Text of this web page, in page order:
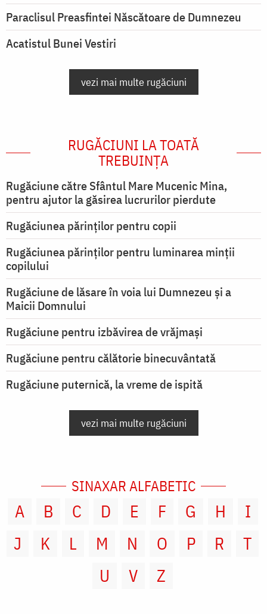
Paraclisul Preasfintei Născătoare de Dumnezeu
Acatistul Bunei Vestiri
vezi mai multe rugăciuni
RUGĂCIUNI LA TOATĂ
TREBUINȚA
Rugăciune către Sfântul Mare Mucenic Mina,
pentru ajutor la găsirea lucrurilor pierdute
Rugăciunea părinților pentru copii
Rugăciunea părinților pentru luminarea minţii
copilului
Rugăciune de lăsare în voia lui Dumnezeu şi a
Maicii Domnului
Rugăciune pentru izbăvirea de vrăjmași
Rugăciune pentru călătorie binecuvântată
Rugăciune puternică, la vreme de ispită
vezi mai multe rugăciuni
SINAXAR ALFABETIC
A B C D E F G H
I
J
K L M N O P R
T
U
V Z